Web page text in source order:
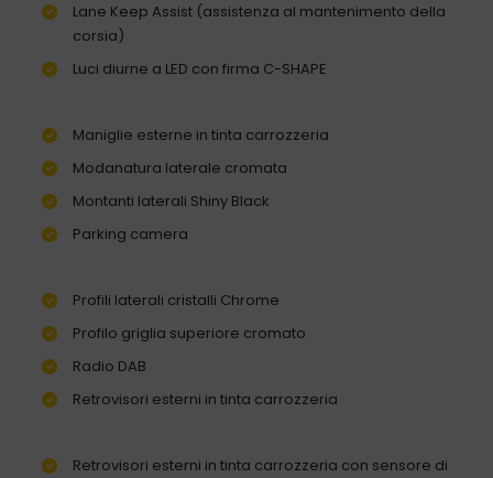
Lane Keep Assist (assistenza al mantenimento della
corsia)
Luci diurne a LED con firma C-SHAPE
Maniglie esterne in tinta carrozzeria
Modanatura laterale cromata
Montanti laterali Shiny Black
Parking camera
Profili laterali cristalli Chrome
Profilo griglia superiore cromato
Radio DAB
Retrovisori esterni in tinta carrozzeria
Retrovisori esterni in tinta carrozzeria con sensore di